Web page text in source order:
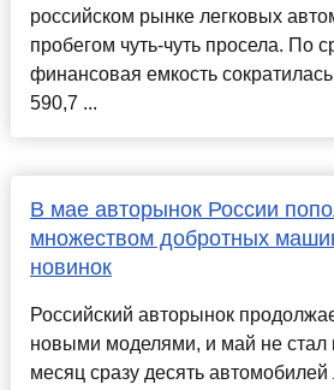
российском рынке легковых
пробегом чуть-чуть просела. По
финансовая емкость
590,7 ...
В мае авторынок России
множеством добротных
новинок
Российский авторынок
новыми моделями, и май не стал
месяц сразу десять